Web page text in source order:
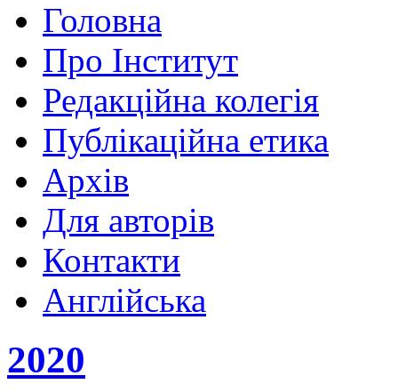
Головна
Про Інститут
Редакційна колегія
Публікаційна етика
Архів
Для авторів
Контакти
Англійська
2020